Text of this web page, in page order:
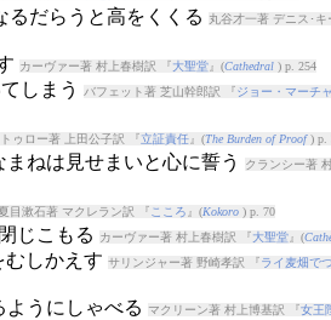
るだらうと高をくくる 丸谷才一著 デニス･キ
カーヴァー著 村上春樹訳 『 大聖堂』(Cathedral) p. 254
しまう バフェット著 芝山幹郎訳 『 ジョー・マーチ
トゥロー著 上田公子訳 『 立証責任』(The Burden of Proof) p.
ねは見せまいと心に誓う クランシー著
目漱石著 マクレラン訳 『 こころ 』(Kokoro) p. 70
じこもる カーヴァー著 村上春樹訳 『 大聖堂』(
むしかえす サリンジャー著 野崎孝訳 『 ライ麦畑で
うにしゃべる マクリーン著 村上博基訳 『女王